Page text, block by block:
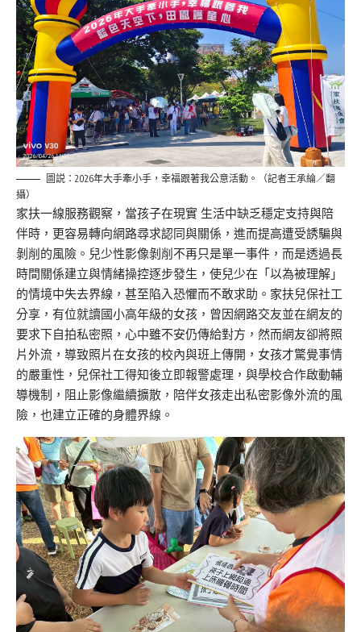
圖説：2026年大手牽小手，幸福跟著我公意活動。（記者王承綸／翻
攝）
家扶一線服務觀察， 當孩子在現實 生活中缺乏穩定支持與陪
伴時，更容易轉向網路尋求認同與關係，進而提高遭受誘騙與
剝削的風險。 兒少性影像剝削不再只是單一事件，而是透過長
時間關係建立與情緒操控逐步發生， 使兒少在「以為被理解」
的情境中失去界線，甚至陷入恐懼而不敢求助。 家扶兒保社工
分享，有位就讀國小高年級的女孩， 曾因網路交友並在網友的
要求下自拍私密照， 心中雖不安仍傳給對方， 然而網友卻將照
片外流，導致照片在女孩的校內與班上傳開， 女孩才驚覺事情
的嚴重性，兒保社工得知後立即報警處理，與學校合作啟動輔
導機制， 阻止影像繼續擴散， 陪伴女孩走出私密影像外流的風
險，也建立正確的身體界線。